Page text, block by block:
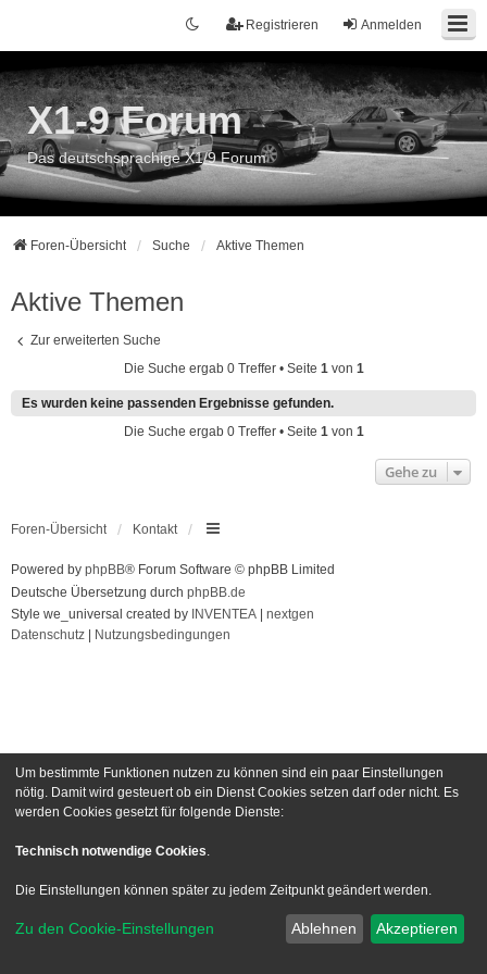
Anmelden
Registrieren
X1-9 Forum
Das deutschsprachige X1/9 Forum
Foren-Übersicht Suche Aktive Themen
Aktive Themen
Zur erweiterten Suche
Die Suche ergab 0 Treffer • Seite 1von 1
Es wurden keine passenden Ergebnisse gefunden.
Die Suche ergab 0 Treffer • Seite 1von 1
Gehe zu
Foren-Übersicht Kontakt
Powered by phpBB® Forum Software © phpBB Limited
Deutsche Übersetzung durch phpBB.de
Style we_universal created by INVENTEA
nextgen
Datenschutz
Nutzungsbedingungen
Um bestimmte Funktionen nutzen zu können sind ein paar Einstellungen
nötig. Damit wird gesteuert ob ein Dienst Cookies setzen darf oder nicht. Es
werden Cookies gesetzt für folgende Dienste:
Technisch notwendige Cookies.
Die Einstellungen können später zu jedem Zeitpunkt geändert werden.
Zu den Cookie-Einstellungen Ablehnen Akzeptieren